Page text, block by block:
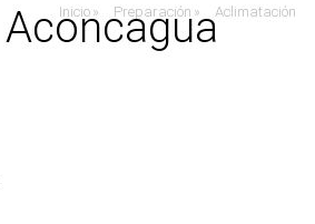
Inicio » Preparación » Aclimatación